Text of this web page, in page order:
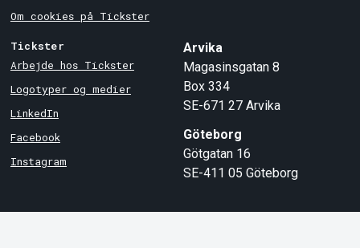
Om cookies på Tickster
Tickster
Arbejde hos Tickster
Logotyper og medier
LinkedIn
Facebook
Instagram
Arvika
Magasinsgatan 8
Box 334
SE-671 27 Arvika
Göteborg
Götgatan 16
SE-411 05 Göteborg